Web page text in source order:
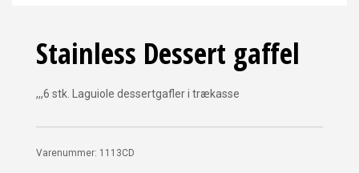
Stainless Dessert gaffel
,,,6 stk. Laguiole dessertgafler i trækasse
Varenummer: 1113CD